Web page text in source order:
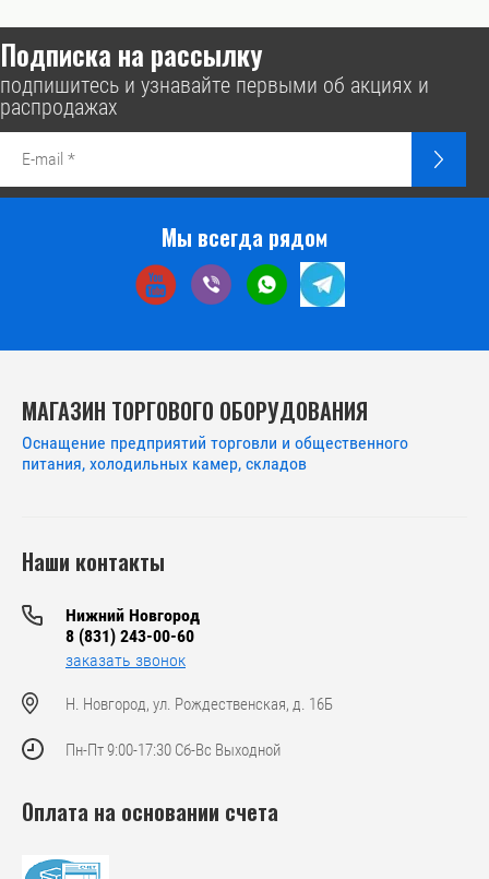
Подписка на рассылку
подпишитесь и узнавайте первыми об акциях и
распродажах
Мы всегда рядом
МАГАЗИН ТОРГОВОГО ОБОРУДОВАНИЯ
Оснащение предприятий торговли и общественного
питания, холодильных камер, складов
Наши контакты
Нижний Новгород
8 (831) 243-00-60
заказать звонок
Н. Новгород, ул. Рождественская, д. 16Б
Пн-Пт 9:00-17:30 Сб-Вс Выходной
Оплата на основании счета